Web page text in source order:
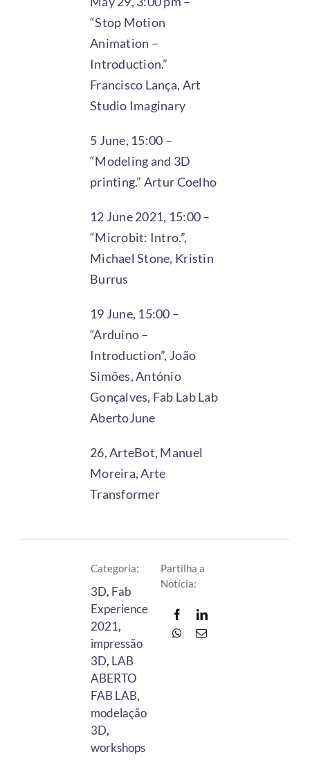
“Stop Motion
Animation –
Introduction.”
Francisco Lança, Art
Studio Imaginary
5 June, 15:00 –
“Modeling and 3D
printing.” Artur Coelho
12 June 2021, 15:00 –
“Microbit: Intro.”,
Michael Stone, Kristin
Burrus
19 June, 15:00 –
“Arduino –
Introduction”, João
Simões, António
Gonçalves, Fab Lab Lab
AbertoJune
26, ArteBot, Manuel
Moreira, Arte
Transformer
Categoria:
3D, Fab
Experience
2021,
impressão
3D, LAB
ABERTO
FAB LAB,
modelação
3D,
workshops
Partilha a
Notícia: